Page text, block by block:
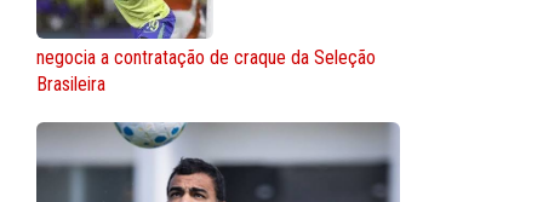
negocia a contratação de craque da Seleção
Brasileira